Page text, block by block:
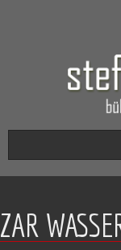
Aktuell
Werkverzeichnis
ZAR